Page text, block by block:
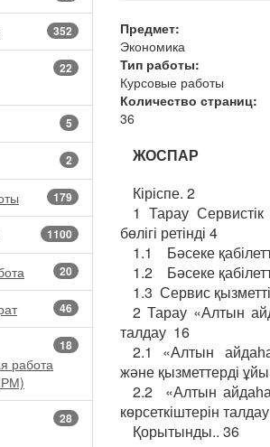
352
22
5
2
179
1100
20
46
18
работа
28
Предмет:
Экономика
Тип работы:
Курсовые работы
Количество страниц:
36
ЖОСПАР
Кіріспе. 2
1 Тарау
бөлігі ретінді 4
1.1 Бәсеке
1.2 Бәсеке
1.3 Сервис
2 Тарау «Алтын
талдау 16
2.1 «Алтын
және қызметтерді
2.2 «Алтын
көрсеткіштерін
Қорытынды.. 36